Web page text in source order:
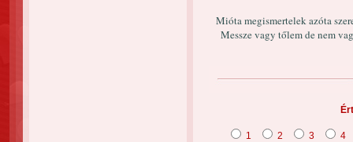
Mióta megismertelek azóta
Messze vagy tőlem de nem
1 2 3 4